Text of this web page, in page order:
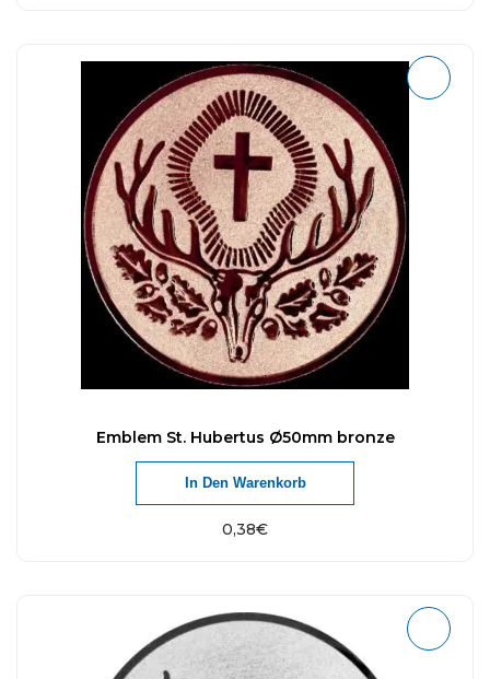
Emblem St. Hubertus Ø50mm bronze
0,38€
In Den Warenkorb